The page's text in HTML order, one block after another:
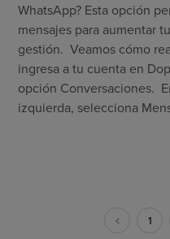
WhatsApp? Esta opción
mensajes para aumentar
gestión. Veamos cómo
ingresa a tu cuenta en
opción Conversaciones.
izquierda, selecciona
1